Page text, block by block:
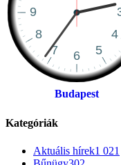
Budapest
Kategóriák
Aktuális hírek1 021